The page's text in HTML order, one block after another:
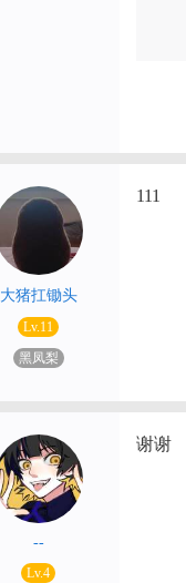
大猪扛锄头
Lv.11
黑凤梨
111
--
Lv.4
谢谢